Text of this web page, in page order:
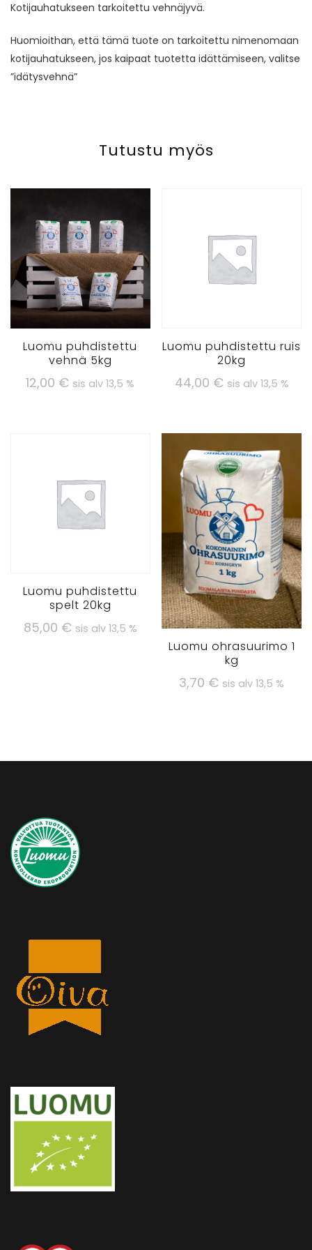
Kotijauhatukseen tarkoitettu vehnäjyvä.
Huomioithan, että tämä tuote on tarkoitettu nimenomaan
kotijauhatukseen, jos kaipaat tuotetta idättämiseen, valitse
”idätysvehnä”
Tutustu myös
Luomu puhdistettu
vehnä 5kg
12,00 € sis alv 13,5 %
Luomu puhdistettu ruis
20kg
44,00 € sis alv 13,5 %
Luomu puhdistettu
spelt 20kg
85,00 € sis alv 13,5 %
Luomu ohrasuurimo 1
kg
3,70 € sis alv 13,5 %